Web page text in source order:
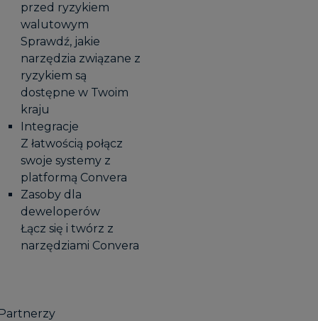
przed ryzykiem
walutowym
Sprawdź, jakie
narzędzia związane z
ryzykiem są
dostępne w Twoim
kraju
Integracje
Z łatwością połącz
swoje systemy z
platformą Convera
Zasoby dla
deweloperów
Łącz się i twórz z
narzędziami Convera